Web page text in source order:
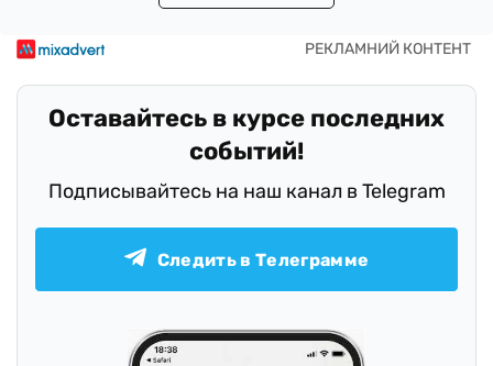
Оставайтесь в курсе последних
событий!
Подписывайтесь на наш канал в Telegram
Следить в Телеграмме